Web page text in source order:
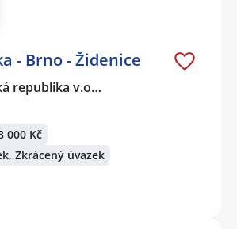
- Brno - Židenice
republika v.o…
000 Kč
Zkrácený úvazek